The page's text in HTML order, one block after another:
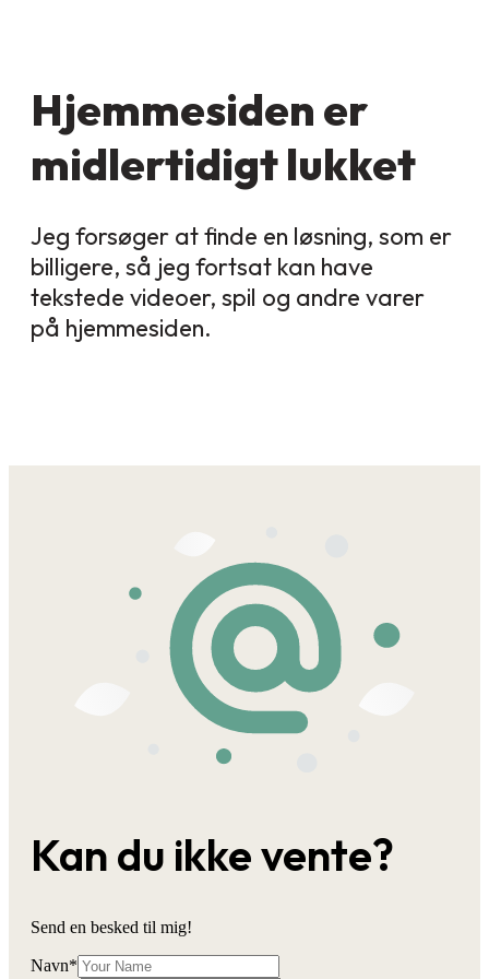
Hjemmesiden er
midlertidigt lukket
Jeg forsøger at finde en løsning, som er
billigere, så jeg fortsat kan have
tekstede videoer, spil og andre varer
på hjemmesiden.
Kan du ikke vente?
Send en besked til mig!
Navn*